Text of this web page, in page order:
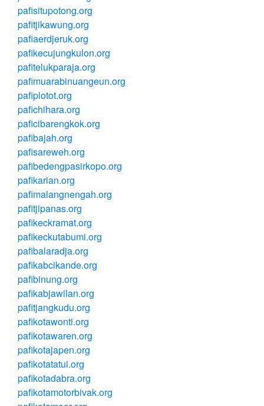
pafisitupotong.org
pafitjikawung.org
pafiaerdjeruk.org
pafikecujungkulon.org
pafitelukparaja.org
pafimuarabinuangeun.org
pafiplotot.org
pafichihara.org
paficibarengkok.org
pafibajah.org
pafisareweh.org
pafibedengpasirkopo.org
pafikarian.org
pafimalangnengah.org
pafitjipanas.org
pafikeckramat.org
pafikeckutabumi.org
pafibalaradja.org
pafikabcikande.org
pafibinung.org
pafikabjawilan.org
pafitjangkudu.org
pafikotawonti.org
pafikotawaren.org
pafikotajapen.org
pafikotatatui.org
pafikotadabra.org
pafikotamotorbivak.org